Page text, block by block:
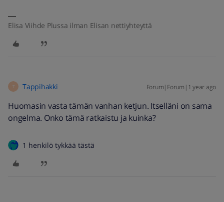
Elisa Viihde Plussa ilman Elisan nettiyhteyttä
T Tappihakki Forum|Forum|1 year ago
Huomasin vasta tämän vanhan ketjun. Itselläni on sama
ongelma. Onko tämä ratkaistu ja kuinka?
1 henkilö tykkää tästä